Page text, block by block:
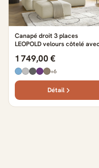
Canapé droit 3 places
LEOPOLD velours côtelé avec
1 749,00 €
+6
Détail